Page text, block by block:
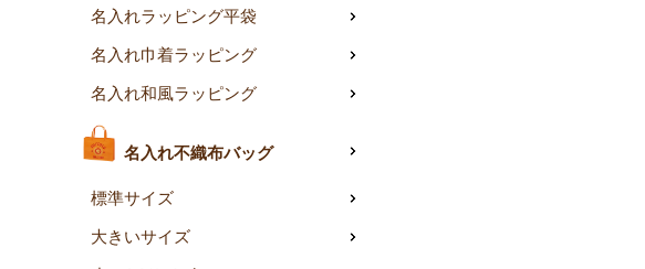
名入れラッピング平袋
名入れ巾着ラッピング
名入れ和風ラッピング
名入れ不織布バッグ
標準サイズ
大きいサイズ